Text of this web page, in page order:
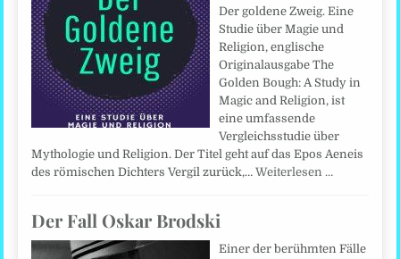
Der goldene Zweig. Eine
Studie über Magie und
Religion, englische
Originalausgabe The
Golden Bough: A Study in
Magic and Religion, ist
eine umfassende
Vergleichsstudie über
Mythologie und Religion. Der Titel geht auf das Epos Aeneis
des römischen Dichters Vergil zurück,…Weiterlesen …
Der Fall Oskar Brodski
Einer der berühmten Fälle